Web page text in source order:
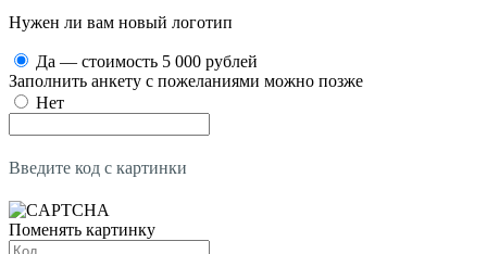
Нужен ли вам новый логотип
Да — стоимость 5 000 рублей
Заполнить анкету с пожеланиями можно позже
Нет
Введите код с картинки
Поменять картинку